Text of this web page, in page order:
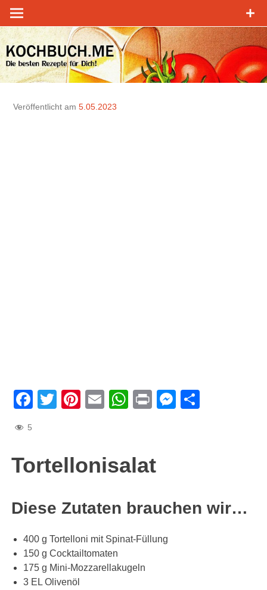
Zum
Inhalt
springen
Veröffentlicht am 5.05.2023
Facebook
TwitterPinterest
EmailWhatsApp
Print
5
Tortellonisalat
Diese Zutaten brauchen wir…
400 g Tortelloni mit Spinat-Füllung
150 g Cocktailtomaten
175 g Mini-Mozzarellakugeln
3 EL Olivenöl